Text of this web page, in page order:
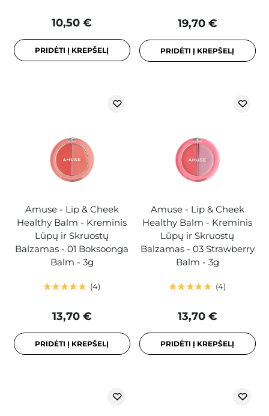
10,50 €
PRIDĖTI Į KREPŠELĮ
19,70 €
PRIDĖTI Į KREPŠELĮ
Amuse - Lip & Cheek
Healthy Balm - Kreminis
Lūpų ir Skruostų
Balzamas - 01 Boksoonga
Balm - 3g
4
13,70 €
PRIDĖTI Į KREPŠELĮ
Amuse - Lip & Cheek
Healthy Balm - Kreminis
Lūpų ir Skruostų
Balzamas - 03 Strawberry
Balm - 3g
4
13,70 €
PRIDĖTI Į KREPŠELĮ